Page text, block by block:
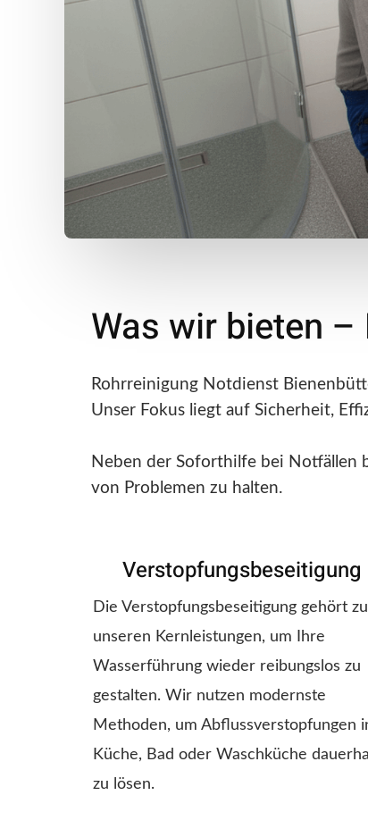
Was wir bieten
Rohrreinigung Notdienst
Unser Fokus liegt auf Sicherheit,
Neben der Soforthilfe bei Notfällen
von Problemen zu halten.
Verstopfungsbeseitigung
Die Verstopfungsbeseitigung gehört zu
unseren Kernleistungen, um Ihre
Wasserführung wieder reibungslos zu
gestalten. Wir nutzen modernste
Methoden, um Abflussverstopfungen
Küche, Bad oder Waschküche
zu lösen.